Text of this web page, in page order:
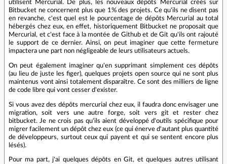
utilisent Mercurial. De plus, les nouveaux dépôts Mercurial créés sur
Bitbucket ne concernent plus que 1% des projets. Ce qu'ils ne disent pas
en revanche, c'est quel est le pourcentage de dépôts Mercurial au total
hébergés chez eux, en effet, historiquement Bitbucket ne proposait que
Mercurial, et c'est face à la montée de Github et de Git qu'ils ont rajouté
le support de ce dernier. Ainsi, on peut imaginer que cette fermeture
impactera une part non négligeable de leurs utilisateurs actuels.
On peut également imaginer qu'en supprimant simplement ces dépôts
(au lieu de juste les figer), quelques projets open source qui ne sont plus
maintenus vont ainsi totalement disparaître. Ce sont des milliers de ligne
de code libre qui vont cesser d'exister.
Si vous avez des dépôts mercurial chez eux, il faudra donc envisager une
migration, soit vers une autre forge, soit vers git et rester chez
bitbucket. Je ne crois pas qu'ils aient développé d'outils spécifique pour
migrer facilement un dépôt chez eux (ce qui énerve d'autant plus quantité
de développeurs, surtout ceux qui payent et qui se sentent encore plus
lésés).
Pour ma part, j'ai quelques dépôts en Git, et quelques autres utilisant